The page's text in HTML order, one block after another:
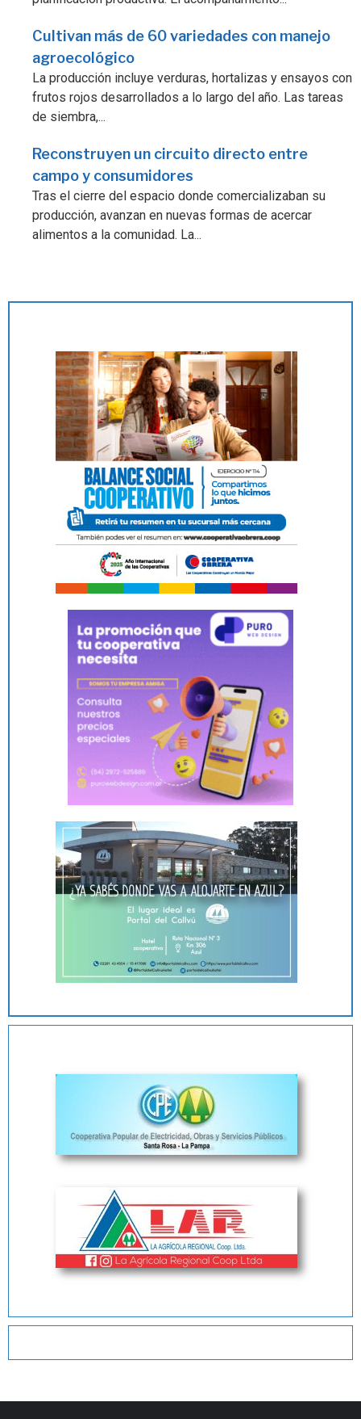
Cultivan más de 60 variedades con manejo
agroecológico
La producción incluye verduras, hortalizas y ensayos con
frutos rojos desarrollados a lo largo del año. Las tareas
de siembra,...
Reconstruyen un circuito directo entre
campo y consumidores
Tras el cierre del espacio donde comercializaban su
producción, avanzan en nuevas formas de acercar
alimentos a la comunidad. La...